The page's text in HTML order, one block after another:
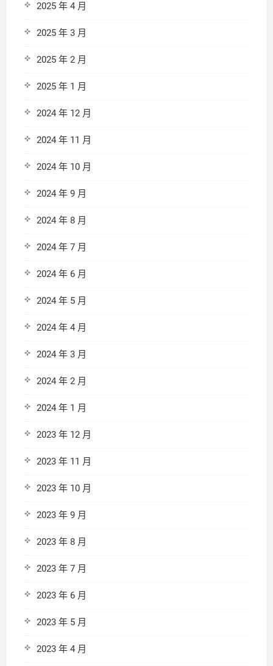
2025 年 4 月
2025 年 3 月
2025 年 2 月
2025 年 1 月
2024 年 12 月
2024 年 11 月
2024 年 10 月
2024 年 9 月
2024 年 8 月
2024 年 7 月
2024 年 6 月
2024 年 5 月
2024 年 4 月
2024 年 3 月
2024 年 2 月
2024 年 1 月
2023 年 12 月
2023 年 11 月
2023 年 10 月
2023 年 9 月
2023 年 8 月
2023 年 7 月
2023 年 6 月
2023 年 5 月
2023 年 4 月